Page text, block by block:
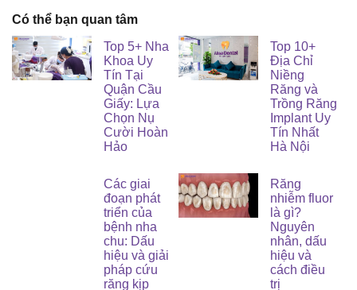
Có thể bạn quan tâm
Top 5+ Nha
Khoa Uy
Tín Tại
Quận Cầu
Giấy: Lựa
Chọn Nụ
Cười Hoàn
Hảo
Top 10+
Địa Chỉ
Niềng
Răng và
Trồng Răng
Implant Uy
Tín Nhất
Hà Nội
Các giai
đoạn phát
triển của
bệnh nha
chu: Dấu
hiệu và giải
pháp cứu
răng kịp
Răng
nhiễm fluor
là gì?
Nguyên
nhân, dấu
hiệu và
cách điều
trị